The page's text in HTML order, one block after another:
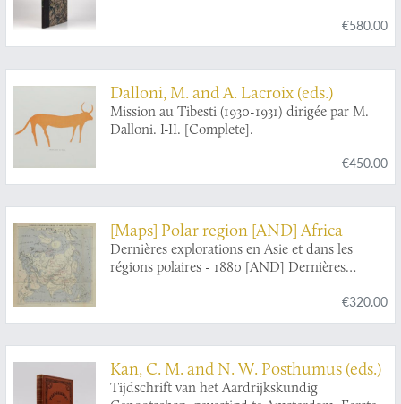
€580.00
Dalloni, M. and A. Lacroix (eds.)
Mission au Tibesti (1930-1931) dirigée par M.
Dalloni. I-II. [Complete].
€450.00
[Maps] Polar region [AND] Africa
Dernières explorations en Asie et dans les
régions polaires - 1880 [AND] Dernières
€320.00
Kan, C. M. and N. W. Posthumus (eds.)
Tijdschrift van het Aardrijkskundig